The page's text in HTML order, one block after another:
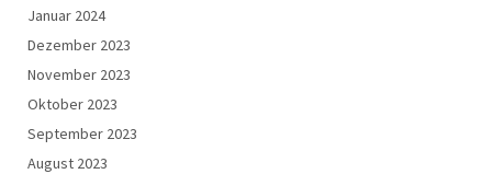
Januar 2024
Dezember 2023
November 2023
Oktober 2023
September 2023
August 2023